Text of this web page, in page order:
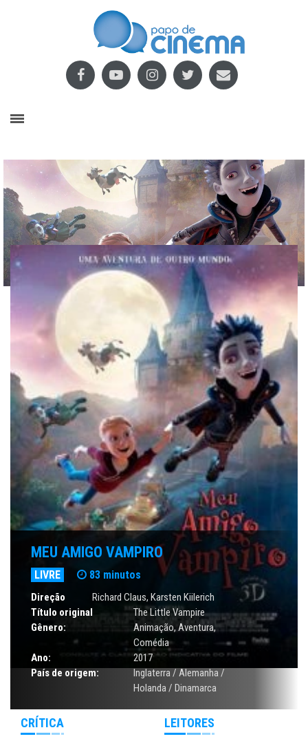
MEU AMIGO VAMPIRO
LIVRE 83 minutos
Direção
Richard Claus, Karsten Kiilerich
Título original
The Little Vampire
Gênero:
Animação, Aventura,
Comédia
Ano:
2017
País de origem:
Inglaterra / Alemanha /
Holanda / Dinamarca
CRÍTICA LEITORES